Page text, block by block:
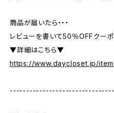
商品が届いたら・・・
レビューを書いて50％OFFクー
▼詳細はこちら▼
https://www.daycloset.jp/